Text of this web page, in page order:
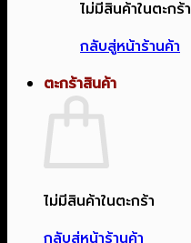
ไม่มีสินค้าในตะกร้า
กลับสู่หน้าร้านค้า
ตะกร้าสินค้า
ไม่มีสินค้าในตะกร้า
กลับสู่หน้าร้านค้า